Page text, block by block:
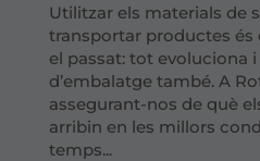
Utilitzar els materials de
transportar productes és
el passat: tot evoluciona
d’embalatge també. A
assegurant-nos de què
arribin en les millors
temps...